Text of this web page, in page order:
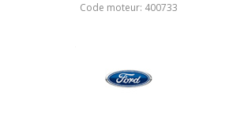
Code moteur: 400733